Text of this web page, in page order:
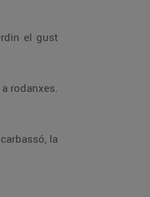
el gust
rodanxes.
la